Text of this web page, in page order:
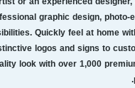
graphic design,
Quickly feel at home
logos and signs to
look with over 1,000